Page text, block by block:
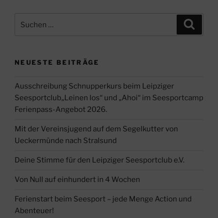
NEUESTE BEITRÄGE
Ausschreibung Schnupperkurs beim Leipziger
Seesportclub„Leinen los“ und „Ahoi“ im Seesportcamp
Ferienpass-Angebot 2026.
Mit der Vereinsjugend auf dem Segelkutter von
Ueckermünde nach Stralsund
Deine Stimme für den Leipziger Seesportclub e.V.
Von Null auf einhundert in 4 Wochen
Ferienstart beim Seesport – jede Menge Action und
Abenteuer!